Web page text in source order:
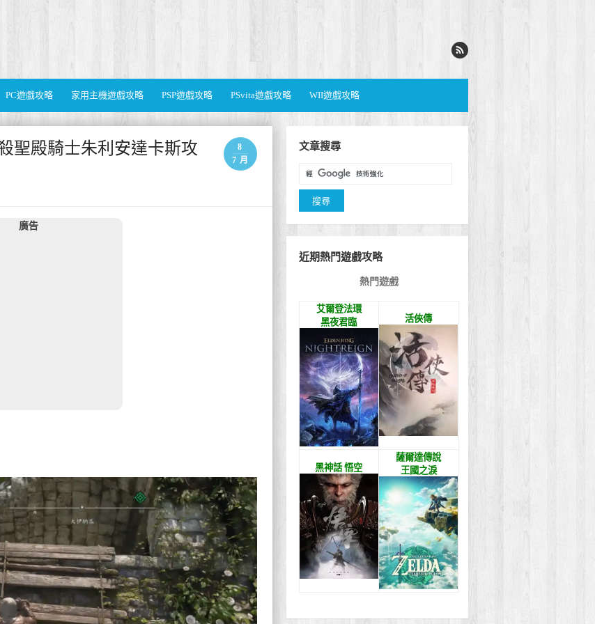
PC遊戲攻略 家用主機遊戲攻略 PSP遊戲攻略 PSvita遊戲攻略 WII遊戲攻略
聖殿騎士朱利安達卡斯攻
8
7 月
廣告
文章搜尋
近期熱門遊戲攻略
熱門遊戲
艾爾登法環
黑夜君臨
活俠傳
黑神話 悟空
薩爾達傳說
王國之淚